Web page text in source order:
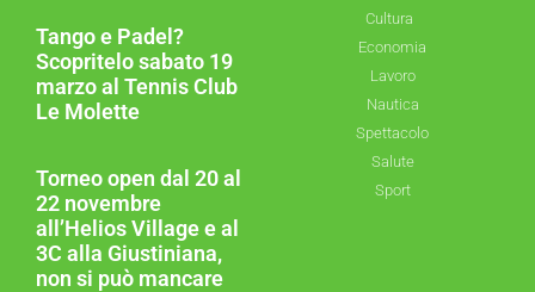
Tango e Padel?
Scopritelo sabato 19
marzo al Tennis Club
Le Molette
Torneo open dal 20 al
22 novembre
all’Helios Village e al
3C alla Giustiniana,
non si può mancare
Cultura
Economia
Lavoro
Nautica
Spettacolo
Salute
Sport